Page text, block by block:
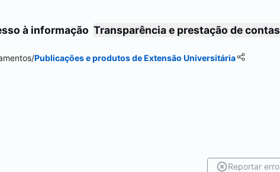
à informação Transparência e prestação de contas
/Publicações e produtos de Extensão Universitária
Reportar erro